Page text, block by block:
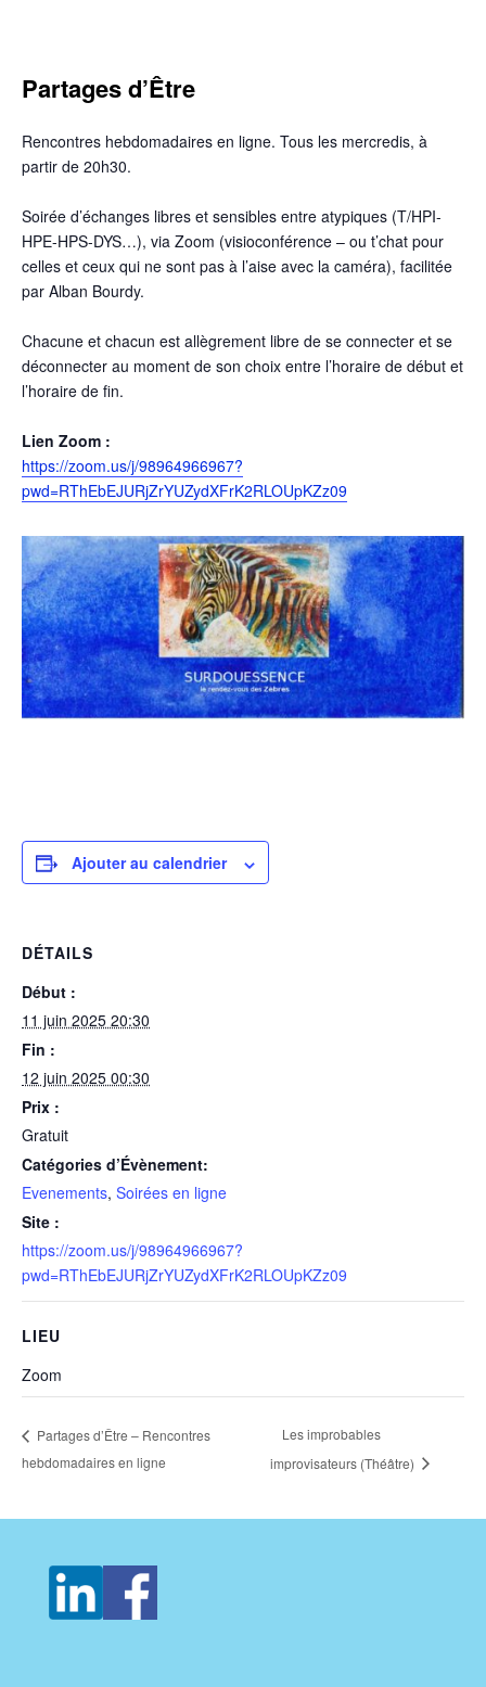
Partages d’Être
Rencontres hebdomadaires en ligne. Tous les mercredis, à
partir de 20h30.
Soirée d’échanges libres et sensibles entre atypiques (T/HPI-
HPE-HPS-DYS…), via Zoom (visioconférence – ou t’chat pour
celles et ceux qui ne sont pas à l’aise avec la caméra), facilitée
par Alban Bourdy.
Chacune et chacun est allègrement libre de se connecter et se
déconnecter au moment de son choix entre l’horaire de début et
l’horaire de fin.
Lien Zoom :
https://zoom.us/j/98964966967?
pwd=RThEbEJURjZrYUZydXFrK2RLOUpKZz09
Ajouter au calendrier
DÉTAILS
Début :
11 juin 2025 20:30
Fin :
12 juin 2025 00:30
Prix :
Gratuit
Catégories d’Évènement:
Evenements, Soirées en ligne
Site :
https://zoom.us/j/98964966967?
pwd=RThEbEJURjZrYUZydXFrK2RLOUpKZz09
LIEU
Zoom
Partages d’Être – Rencontres
hebdomadaires en ligne
Les improbables
improvisateurs (Théâtre)